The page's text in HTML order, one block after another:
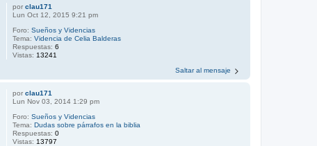
porclau171
Lun Oct 12, 2015 9:21 pm
Foro:Sueños y Videncias
Tema:Videncia de Celia Balderas
Respuestas:6
Vistas: 13241
Saltar al mensaje
porclau171
Lun Nov 03, 2014 1:29 pm
Foro:Sueños y Videncias
Tema:Dudas sobre párrafos en la biblia
Respuestas:0
Vistas: 13797